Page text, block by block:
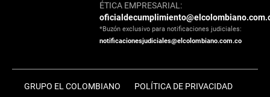
ÉTICA EMPRESARIAL:
*Buzón exclusivo para notificaciones judiciales:
notificacionesjudiciales@elcolombiano.com.co
GRUPO EL COLOMBIANO POLÍTICA DE PRIVACIDAD